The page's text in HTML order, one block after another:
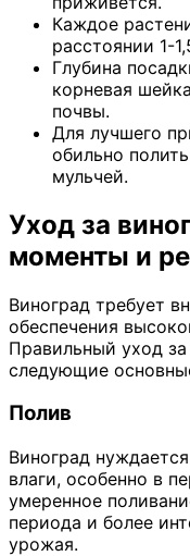
Каждое
расстоянии 1-
Глубина
корневая
почвы.
Для лучшего
обильно
мульчей.
Уход за
моменты и
Виноград требует
обеспечения
Правильный уход
следующие
Полив
Виноград
влаги, особенно в
умеренное
периода и более
урожая.